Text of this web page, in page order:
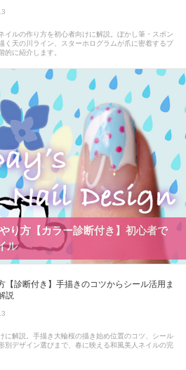
イルの作り方を初心者向けに解説。ぼかし筆・スポン
く天の川ライン、スターホログラムが爪に密着するプ
的に紹介します。
り方【カラー診断付き】初心者で
ル
【診断付き】手描きのコツからシール活用ま
説
に解説。手描き大輪桜の描き始め位置のコツ、シール
別デザイン選びまで、春に映える和風美人ネイルの完